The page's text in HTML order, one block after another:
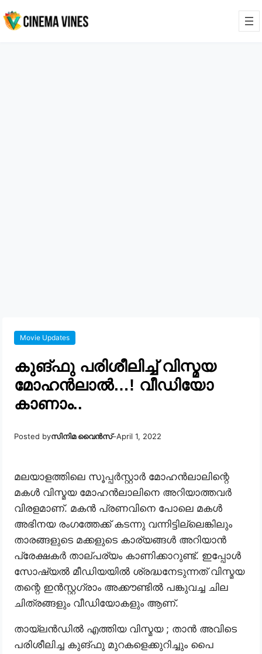
Movie Updates
കുങ്ഫു പരിശീലിച്ച് വിസ്മയ
മോഹൻലാൽ…! വീഡിയോ
കാണാം..
Posted byസിനിമ വൈൻസ്–April 1, 2022
മലയാളത്തിലെ സൂപ്പർസ്റ്റാർ മോഹൻലാലിന്റെ
മകൾ വിസ്മയ മോഹൻലാലിനെ അറിയാത്തവർ
വിരളമാണ്. മകൻ പ്രണവിനെ പോലെ മകൾ
അഭിനയ രംഗത്തേക്ക് കടന്നു വന്നിട്ടില്ലെങ്കിലും
താരങ്ങളുടെ മക്കളുടെ കാര്യങ്ങൾ അറിയാൻ
പ്രേക്ഷകർ താല്പര്യം കാണിക്കാറുണ്ട്. ഇപ്പോൾ
സോഷ്യൽ മീഡിയയിൽ ശ്രദ്ധനേടുന്നത് വിസ്മയ
തന്റെ ഇൻസ്റ്റഗ്രാം അക്കൗണ്ടിൽ പങ്കുവച്ച ചില
ചിത്രങ്ങളും വീഡിയോകളും ആണ്.
തായ്ലൻഡിൽ എത്തിയ വിസ്മയ ; താൻ അവിടെ
പരിശീലിച്ച കുങ്ഫു മുറകളെക്കുറിച്ചും പൈ